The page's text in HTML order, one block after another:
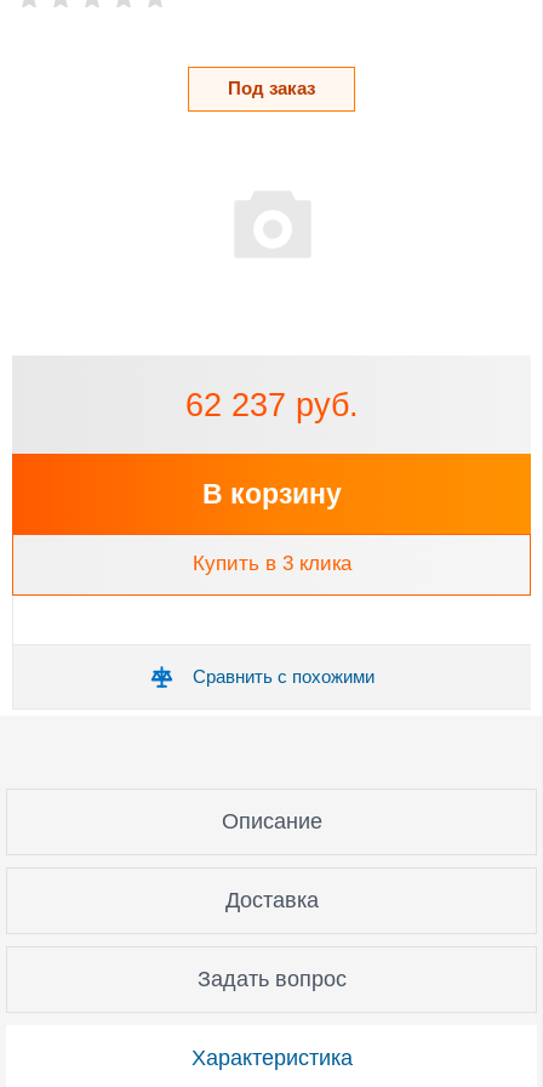
Под заказ
62 237 руб.
В корзину
Купить в 3 клика
Сравнить с похожими
Характеристика
Описание
Доставка
Задать вопрос